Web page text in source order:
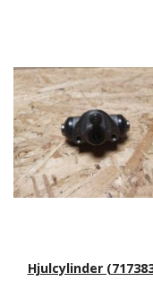
Hjulcylinder